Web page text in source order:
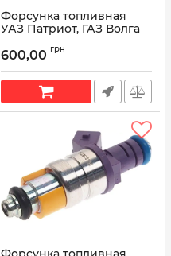
Форсунка топливная
УАЗ Патриот, ГАЗ Волга
АвтоТрейд)
Артикул: 0280158107
600,00 грн